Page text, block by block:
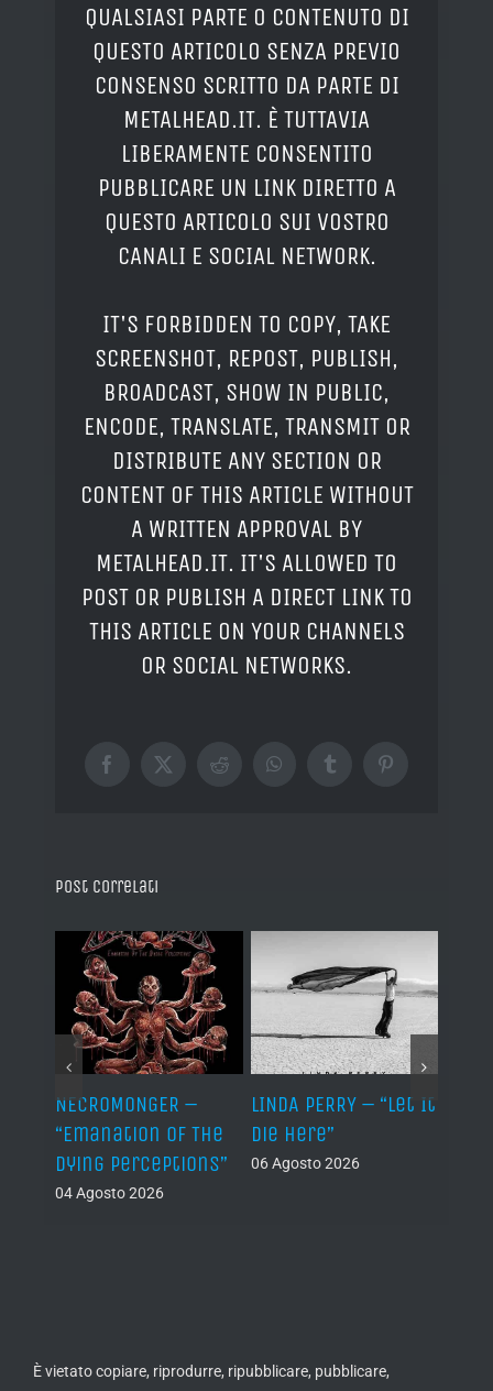
QUALSIASI PARTE O CONTENUTO DI
QUESTO ARTICOLO SENZA PREVIO
CONSENSO SCRITTO DA PARTE DI
METALHEAD.IT. È TUTTAVIA
LIBERAMENTE CONSENTITO
PUBBLICARE UN LINK DIRETTO A
QUESTO ARTICOLO SUI VOSTRO
CANALI E SOCIAL NETWORK.
IT'S FORBIDDEN TO COPY, TAKE
SCREENSHOT, REPOST, PUBLISH,
BROADCAST, SHOW IN PUBLIC,
ENCODE, TRANSLATE, TRANSMIT OR
DISTRIBUTE ANY SECTION OR
CONTENT OF THIS ARTICLE WITHOUT
A WRITTEN APPROVAL BY
METALHEAD.IT. IT'S ALLOWED TO
POST OR PUBLISH A DIRECT LINK TO
THIS ARTICLE ON YOUR CHANNELS
OR SOCIAL NETWORKS.
Facebook
X RedditWhatsAppTumblrPinterest
Post correlati
NECROMONGER –
“Emanation Of The
Dying Perceptions”
04 Agosto 2026
LINDA PERRY – “Let It
Die Here”
06 Agosto 2026
È vietato copiare, riprodurre, ripubblicare, pubblicare,